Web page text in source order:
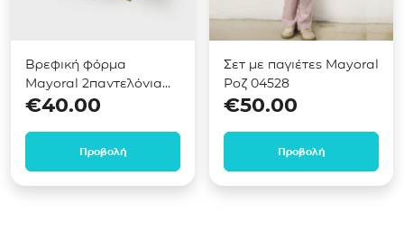
Βρεφική φόρμα
Mayoral 2παντελόνια
Πράσινο 02831
€40.00
Προβολή
Σετ με παγιέτες Mayoral
Ροζ 04528
€50.00
Προβολή